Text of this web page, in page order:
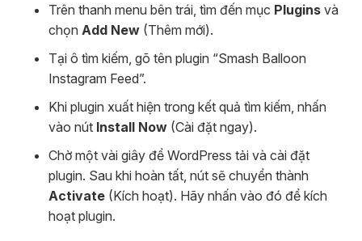
Trên thanh menu bên trái, tìm đến mục Plugins và
chọn Add New (Thêm mới).
Tại ô tìm kiếm, gõ tên plugin “Smash Balloon
Instagram Feed”.
Khi plugin xuất hiện trong kết quả tìm kiếm, nhấn
vào nút Install Now (Cài đặt ngay).
Chờ một vài giây để WordPress tải và cài đặt
plugin. Sau khi hoàn tất, nút sẽ chuyển thành
Activate (Kích hoạt). Hãy nhấn vào đó để kích
hoạt plugin.